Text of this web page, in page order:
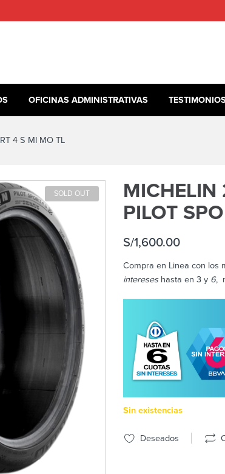
OFICINAS ADMINISTRATIVAS
4 S MI MO TL
SOLD OUT
PILOT
S/1,600.00
Compra en Linea con los
intereseshasta en 3 y 6,
Sin existencias
Deseados